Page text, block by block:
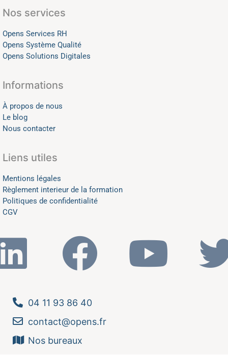
Nos services
Opens Services RH
Opens Système Qualité
Opens Solutions Digitales
Informations
À propos de nous
Le blog
Nous contacter
Liens utiles
Mentions légales
Règlement interieur de la formation
Politiques de confidentialité
CGV
04 11 93 86 40
contact@opens.fr
Nos bureaux